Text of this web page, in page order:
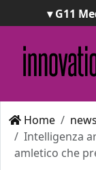
▾ G11
ImpresaCity
Awards
Home
news
Intelligenza
amletico che